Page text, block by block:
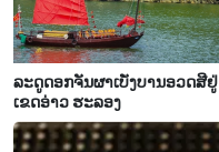
ລະດູດອກຈັນຜາເບັ່ງບານອວດສີຢູ່
ເຂດອ່າວ ຮະລອງ